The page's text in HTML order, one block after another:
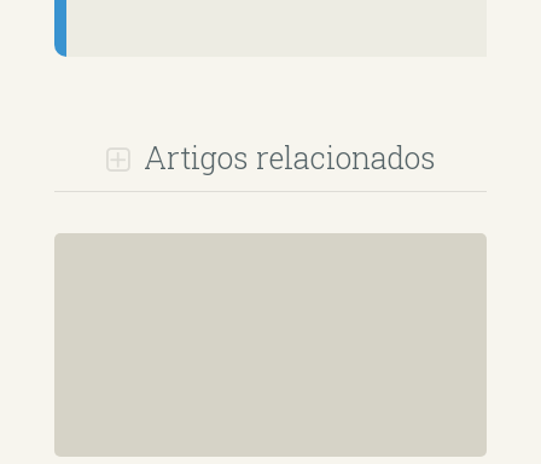
Artigos relacionados